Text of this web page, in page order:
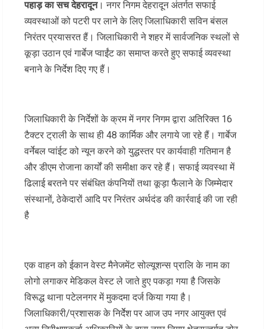
पहाड़ का सच देहरादून। नगर निगम देहरादून अंतर्गत सफाई
व्यवस्थाओं को पटरी पर लाने के लिए जिलाधिकारी सविन बंसल
निरंतर प्रयासरत हैं। जिलाधिकारी ने शहर में सार्वजनिक स्थलों से
कूड़ा उठान एवं गार्बेज प्वाईंट का समाप्त करते हुए सफाई व्यवस्था
बनाने के निर्देश दिए गए हैं।
जिलाधिकारी के निर्देशों के क्रम में नगर निगम द्वारा अतिरिक्त 16
टैक्टर ट्राली के साथ ही 48 कार्मिक और लगाये जा रहे हैं। गार्बेज
वर्नेबल प्वांईट को न्यून करने को युद्धस्तर पर कार्यवाही गतिमान है
और डीएम रोजाना कार्यों की समीक्षा कर रहे हैं। सफाई व्यवस्था में
ढिलाई बरतने पर संबंधित कंपनियों तथा कूड़ा फैलाने के जिम्मेदार
संस्थानों, ठेकेदारों आदि पर निरंतर अर्थदंड की कार्रवाई की जा रही
है
एक वाहन को ईकान वेस्ट मैनेजमेंट सोल्यूशन्स प्रालि के नाम का
लोगो लगाकर मेडिकल वेस्ट ले जाते हुए पकड़ा गया है जिसके
विरूद्ध थाना पटेलनगर में मुकदमा दर्ज किया गया है।
जिलाधिकारी/प्रशासक के निर्देेश पर आज उप नगर आयुक्त एवं